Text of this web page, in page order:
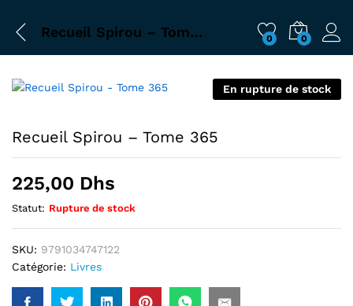
Recueil Spirou – Tome 365 0 0
En rupture de stock
Recueil Spirou – Tome 365
225,00 Dhs
Statut: Rupture de stock
SKU: 9791034747122
Catégorie: Livres